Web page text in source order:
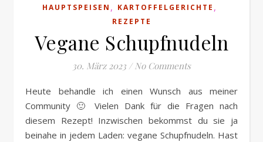
HAUPTSPEISEN , KARTOFFELGERICHTE ,
REZEPTE
Vegane Schupfnudeln
30. März 2023 / No Comments
Heute behandle ich einen Wunsch aus meiner
Community 🙂 Vielen Dank für die Fragen nach
diesem Rezept! Inzwischen bekommst du sie ja
beinahe in jedem Laden: vegane Schupfnudeln. Hast